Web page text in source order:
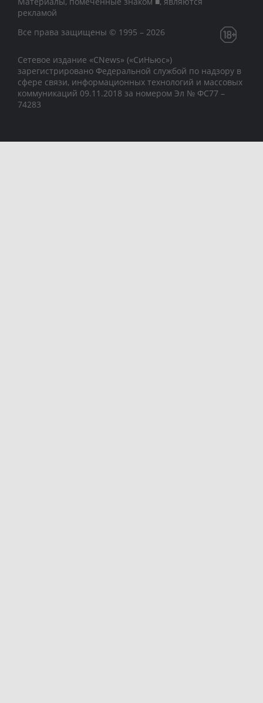
рекламой
Все права защищены © 1995 – 2026
Сетевое издание «CNews» («СиНьюс»)
зарегистрировано Федеральной службой по надзору в
сфере связи, информационных технологий и массовых
коммуникаций 09.11.2018 за номером Эл № ФС77 –
74283